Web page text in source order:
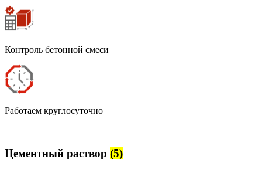
Контроль бетонной смеси
Работаем круглосуточно
Цементный раствор (5)